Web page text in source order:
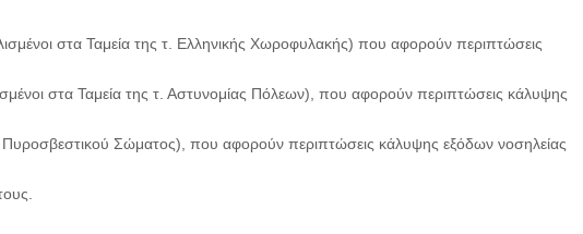
στα Ταμεία της τ. Ελληνικής Χωροφυλακής) που αφορούν περιπτώσεις
στα Ταμεία της τ. Αστυνομίας Πόλεων), που αφορούν περιπτώσεις κάλυψης
Σώματος), που αφορούν περιπτώσεις κάλυψης εξόδων νοσηλείας